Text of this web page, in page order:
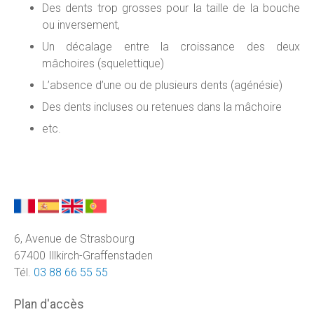
Des dents trop grosses pour la taille de la bouche
ou inversement,
Un décalage entre la croissance des deux
mâchoires (squelettique)
L’absence d’une ou de plusieurs dents (agénésie)
Des dents incluses ou retenues dans la mâchoire
etc.
6, Avenue de Strasbourg
67400 Illkirch-Graffenstaden
Tél. 03 88 66 55 55
Plan d'accès